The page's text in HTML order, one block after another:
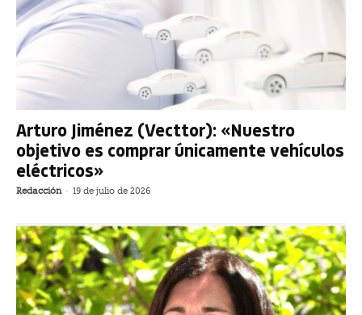
Arturo Jiménez (Vecttor): «Nuestro
objetivo es comprar únicamente vehículos
eléctricos»
Redacción - 19 de julio de 2026